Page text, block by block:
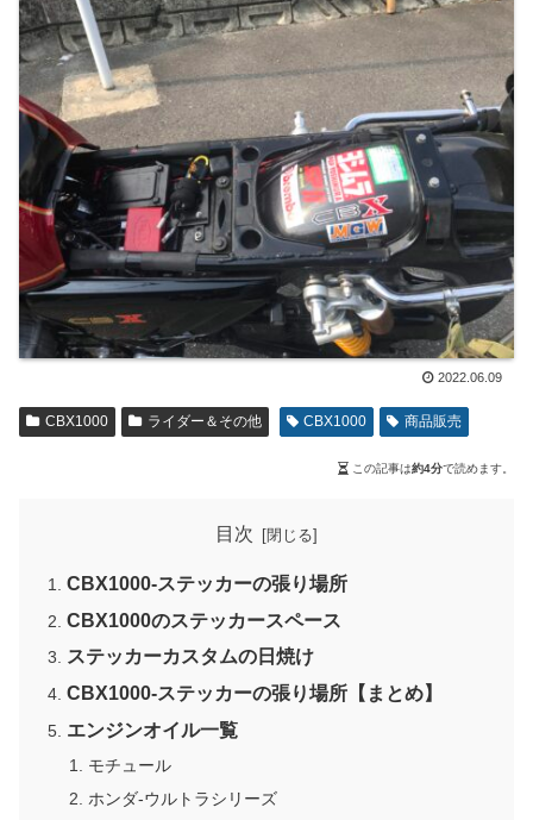
2022.06.09
CBX1000 ライダー＆その他 CBX1000 商品販売
この記事は約4分で読めます。
目次
CBX1000-ステッカーの張り場所
CBX1000のステッカースペース
ステッカーカスタムの日焼け
CBX1000-ステッカーの張り場所【まとめ】
エンジンオイル一覧
モチュール
ホンダ-ウルトラシリーズ